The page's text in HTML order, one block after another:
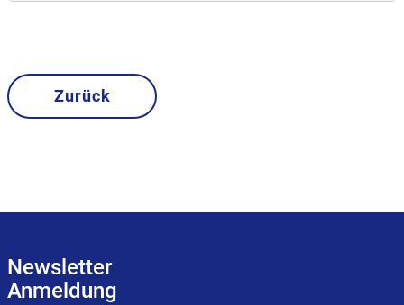
Zurück
Newsletter
Anmeldung